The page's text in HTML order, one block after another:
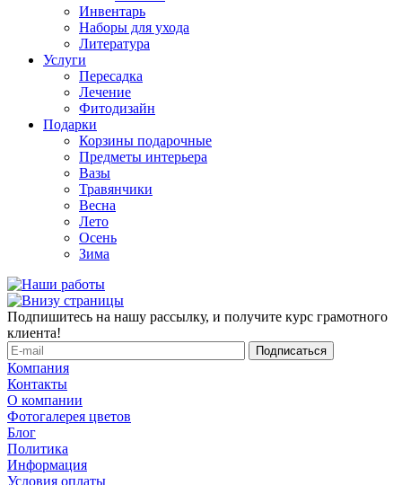
Инвентарь
Наборы для ухода
Литература
Услуги
Пересадка
Лечение
Фитодизайн
Подарки
Корзины подарочные
Предметы интерьера
Вазы
Травянчики
Весна
Лето
Осень
Зима
Подпишитесь на нашу рассылку, и получите курс грамотного
клиента!
Компания
Контакты
О компании
Фотогалерея цветов
Блог
Политика
Информация
Условия оплаты